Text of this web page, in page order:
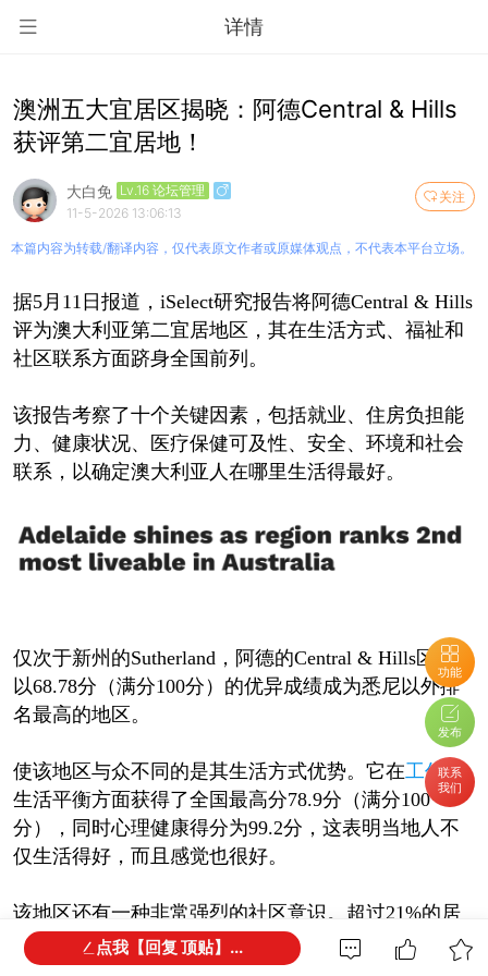
详情
功能
发布
联系
我们
澳洲五大宜居区揭晓：阿德Central & Hills
获评第二宜居地！
关注
大白免 Lv.16 论坛管理
11-5-2026 13:06:13
本篇内容为转载/翻译内容，仅代表原文作者或原媒体观点，不代表本平台立场。
据5月11日报道，iSelect研究报告将阿德Central & Hills
评为澳大利亚第二宜居地区，其在生活方式、福祉和
社区联系方面跻身全国前列。
该报告考察了十个关键因素，包括就业、住房负担能
力、健康状况、医疗保健可及性、安全、环境和社会
联系，以确定澳大利亚人在哪里生活得最好。
仅次于新州的Sutherland，阿德的Central & Hills区域
以68.78分（满分100分）的优异成绩成为悉尼以外排
名最高的地区。
使该地区与众不同的是其生活方式优势。它在工作与
生活平衡方面获得了全国最高分78.9分（满分100
分），同时心理健康得分为99.2分，这表明当地人不
仅生活得好，而且感觉也很好。
该地区还有一种非常强烈的社区意识。超过21%的居
民报告参与志愿服务，反映了高水平的社交联系和参
与度，这仍然是山区及周边地区生活的特点。
点我【回复 顶贴】...